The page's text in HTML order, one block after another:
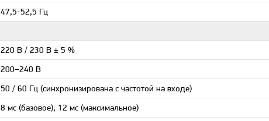
47,5-52,5 Гц
220 В / 230 В ± 5 %
200–240 В
50 / 60 Гц (синхронизирована с частотой на входе)
8 мс (базовое), 12 мс (максимальное)